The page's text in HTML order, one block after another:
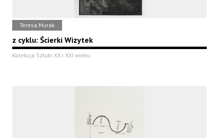
Teresa Murak
z cyklu: Ścierki Wizytek
Kolekcja Sztuki XX i XXI wieku